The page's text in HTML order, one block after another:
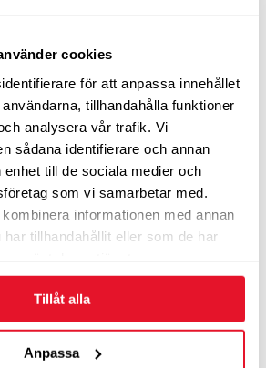
cookies
för att anpassa innehållet
tillhandahålla funktioner
analysera vår trafik. Vi
sådana identifierare och annan
enhet till de sociala medier och
som vi samarbetar med.
informationen med annan
tillhandahållit eller som de har
Tillåt alla
Anpassa
är bäst - dubbdäck eller
är att det beror på i vilka situationer
Det är stor skillnad på att köra
mitt på dagen i Hornsgatan i
innerstad, jämfört mot att
tidigt på morgonen.
för alla årstider
sig men också kompletta hjul.
eftersommardäck
, kan du lita på att vi har vad
ditt köp av däck och fälgar till en